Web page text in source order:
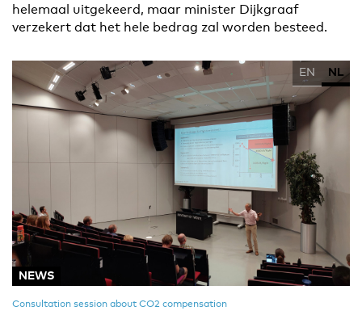
helemaal uitgekeerd, maar minister Dijkgraaf
verzekert dat het hele bedrag zal worden besteed.
EN NL
NEWS
Consultation session about CO2 compensation